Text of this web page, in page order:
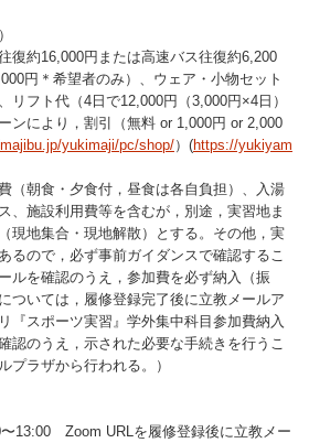
復約16,000円または高速バス往復約6,200
円＊希望者のみ）、ウェア・小物セット
リフト代（4日で12,000円（3,000円×4日）
ンにより，割引（無料 or 1,000円 or 2,000
yukimaji/pc/shop/）(https://yukiyam
（朝食・夕食付，昼食は各自負担）、入湯
、施設利用費等を含むが，別途，実習地ま
現地集合・現地解散）とする。その他，実
るので，必ず事前ガイダンスで確認するこ
ルを確認のうえ，参加費を必ず納入（振
ついては，履修登録完了後に立教メールア
『スポーツ実習』学外集中科目参加費納入
認のうえ，示された必要な手続きを行うこ
プラザから行われる。）
13:00 Zoom URLを履修登録後に立教メー